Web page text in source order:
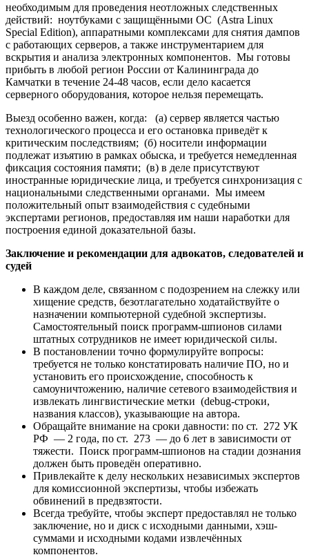
необходимым для проведения неотложных следственных
действий: ноутбуками с защищёнными ОС (Astra Linux
Special Edition), аппаратными комплексами для снятия дампов
с работающих серверов, а также инструментарием для
вскрытия и анализа электронных компонентов. Мы готовы
прибыть в любой регион России от Калининграда до
Камчатки в течение 24-48 часов, если дело касается
серверного оборудования, которое нельзя перемещать.
Выезд особенно важен, когда: (а) сервер является частью
технологического процесса и его остановка приведёт к
критическим последствиям; (б) носители информации
подлежат изъятию в рамках обыска, и требуется немедленная
фиксация состояния памяти; (в) в деле присутствуют
иностранные юридические лица, и требуется синхронизация с
национальными следственными органами. Мы имеем
положительный опыт взаимодействия с судебными
экспертами регионов, предоставляя им наши наработки для
построения единой доказательной базы.
Заключение и рекомендации для адвокатов, следователей и
судей
В каждом деле, связанном с подозрением на слежку или
хищение средств, безотлагательно ходатайствуйте о
назначении компьютерной судебной экспертизы.
Самостоятельный поиск программ-шпионов силами
штатных сотрудников не имеет юридической силы.
В постановлении точно формулируйте вопросы:
требуется не только констатировать наличие ПО, но и
установить его происхождение, способность к
самоуничтожению, наличие сетевого взаимодействия и
извлекать лингвистические метки (debug-строки,
названия классов), указывающие на автора.
Обращайте внимание на сроки давности: по ст. 272 УК
РФ — 2 года, по ст. 273 — до 6 лет в зависимости от
тяжести. Поиск программ-шпионов на стадии дознания
должен быть проведён оперативно.
Привлекайте к делу нескольких независимых экспертов
для комиссионной экспертизы, чтобы избежать
обвинений в предвзятости.
Всегда требуйте, чтобы эксперт предоставлял не только
заключение, но и диск с исходными данными, хэш-
суммами и исходными кодами извлечённых
компонентов.